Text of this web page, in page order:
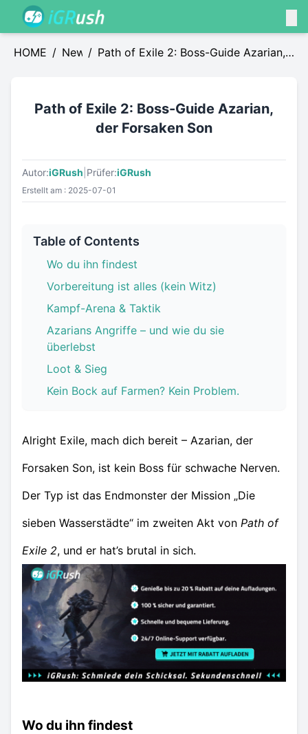
HOME / News/ Path of Exile 2: Boss-Guide Azarian,
Path of Exile 2: Boss-Guide Azarian,
der Forsaken Son
Autor:iGRush Prüfer:iGRush
Erstellt am : 2025-07-01
Table of Contents
Wo du ihn findest
Vorbereitung ist alles (kein Witz)
Kampf-Arena & Taktik
Azarians Angriffe – und wie du sie
überlebst
Loot & Sieg
Kein Bock auf Farmen? Kein Problem.
Alright Exile, mach dich bereit – Azarian, der
Forsaken Son, ist kein Boss für schwache Nerven.
Der Typ ist das Endmonster der Mission „Die
sieben Wasserstädte“ im zweiten Akt von Path of
Exile 2, und er hat’s brutal in sich.
Wo du ihn findest